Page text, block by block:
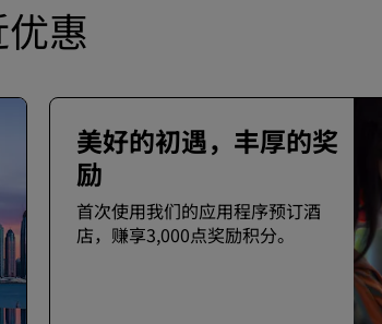
惠
美好的初遇，丰厚的奖
励
首次使用我们的应用程序预订酒
店，赚享3,000点奖励积分。